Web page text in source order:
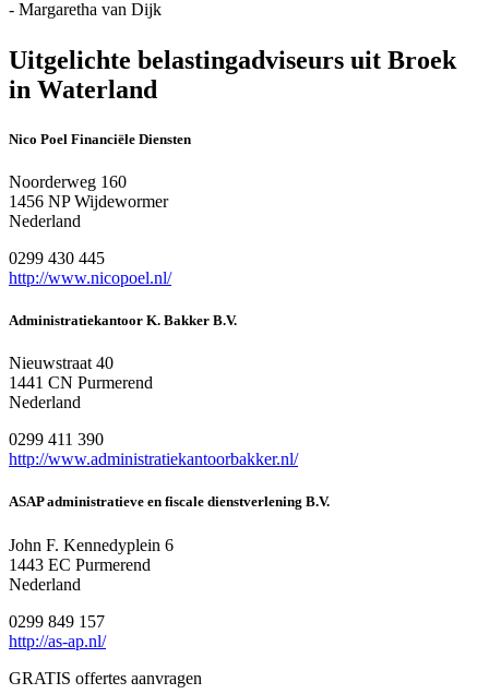
- Margaretha van Dijk
Uitgelichte belastingadviseurs uit Broek
in Waterland
Nico Poel Financiële Diensten
Noorderweg 160
1456 NP Wijdewormer
Nederland
0299 430 445
http://www.nicopoel.nl/
Administratiekantoor K. Bakker B.V.
Nieuwstraat 40
1441 CN Purmerend
Nederland
0299 411 390
http://www.administratiekantoorbakker.nl/
ASAP administratieve en fiscale dienstverlening B.V.
John F. Kennedyplein 6
1443 EC Purmerend
Nederland
0299 849 157
http://as-ap.nl/
GRATIS offertes aanvragen